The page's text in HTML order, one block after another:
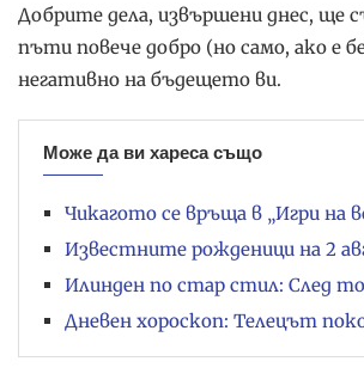
Добрите дела, извършени днес, ще
пъти повече добро (но само, ако е
негативно на бъдещето ви.
Може да ви хареса също
Чикагото се връща в „Игри на
Известните рожденици на 2
Илинден по стар стил: След
Дневен хороскоп: Телецът